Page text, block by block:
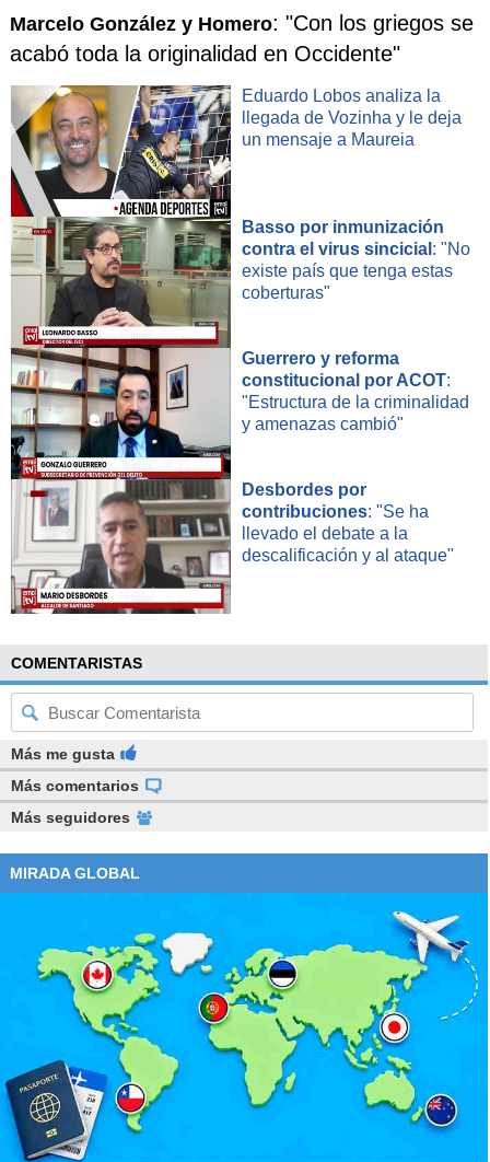
Marcelo González y Homero: "Con los griegos se
acabó toda la originalidad en Occidente"
Eduardo Lobos analiza la
llegada de Vozinha y le deja
un mensaje a Maureia
Basso por inmunización
contra el virus sincicial : "No
existe país que tenga estas
coberturas"
Guerrero y reforma
constitucional por ACOT:
"Estructura de la criminalidad
y amenazas cambió"
Desbordes por
contribuciones: "Se ha
llevado el debate a la
descalificación y al ataque"
COMENTARISTAS
Más me gusta
Más comentarios
Más seguidores
MIRADA GLOBAL